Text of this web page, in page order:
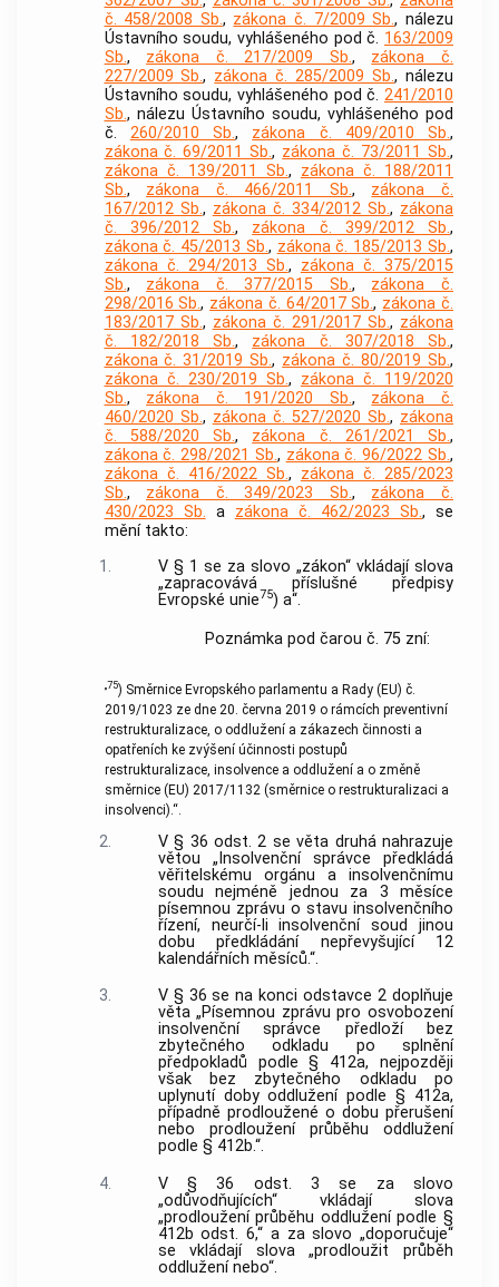
č. 458/2008 Sb., zákona č. 7/2009 Sb., nálezu
Ústavního soudu, vyhlášeného pod č. 163/2009
Sb., zákona č. 217/2009 Sb., zákona č.
227/2009 Sb., zákona č. 285/2009 Sb., nálezu
Ústavního soudu, vyhlášeného pod č. 241/2010
Sb., nálezu Ústavního soudu, vyhlášeného pod
č. 260/2010 Sb., zákona č. 409/2010 Sb.,
zákona č. 69/2011 Sb., zákona č. 73/2011 Sb.,
zákona č. 139/2011 Sb., zákona č. 188/2011
Sb., zákona č. 466/2011 Sb., zákona č.
167/2012 Sb., zákona č. 334/2012 Sb., zákona
č. 396/2012 Sb., zákona č. 399/2012 Sb.,
zákona č. 45/2013 Sb., zákona č. 185/2013 Sb.,
zákona č. 294/2013 Sb., zákona č. 375/2015
Sb., zákona č. 377/2015 Sb., zákona č.
298/2016 Sb., zákona č. 64/2017 Sb., zákona č.
183/2017 Sb., zákona č. 291/2017 Sb., zákona
č. 182/2018 Sb., zákona č. 307/2018 Sb.,
zákona č. 31/2019 Sb., zákona č. 80/2019 Sb.,
zákona č. 230/2019 Sb., zákona č. 119/2020
Sb., zákona č. 191/2020 Sb., zákona č.
460/2020 Sb., zákona č. 527/2020 Sb., zákona
č. 588/2020 Sb., zákona č. 261/2021 Sb.,
zákona č. 298/2021 Sb., zákona č. 96/2022 Sb.,
zákona č. 416/2022 Sb., zákona č. 285/2023
Sb., zákona č. 349/2023 Sb., zákona č.
430/2023 Sb. a zákona č. 462/2023 Sb., se
mění takto:
1.
V § 1 se za slovo „zákon“ vkládají slova
„zapracovává příslušné předpisy
Evropské unie75) a“.
Poznámka pod čarou č. 75 zní:
„75) Směrnice Evropského parlamentu a Rady (EU) č.
2019/1023 ze dne 20. června 2019 o rámcích preventivní
restrukturalizace, o oddlužení a zákazech činnosti a
opatřeních ke zvýšení účinnosti postupů
restrukturalizace, insolvence a oddlužení a o změně
směrnice (EU) 2017/1132 (směrnice o restrukturalizaci a
insolvenci).“.
2.
V § 36 odst. 2 se věta druhá nahrazuje
větou „Insolvenční správce předkládá
věřitelskému orgánu a insolvenčnímu
soudu nejméně jednou za 3 měsíce
písemnou zprávu o stavu insolvenčního
řízení, neurčí-li insolvenční soud jinou
dobu předkládání nepřevyšující 12
kalendářních měsíců.“.
3.
V § 36 se na konci odstavce 2 doplňuje
věta „Písemnou zprávu pro osvobození
insolvenční správce předloží bez
zbytečného odkladu po splnění
předpokladů podle § 412a, nejpozději
však bez zbytečného odkladu po
uplynutí doby oddlužení podle § 412a,
případně prodloužené o dobu přerušení
nebo prodloužení průběhu oddlužení
podle § 412b.“.
4.
V § 36 odst. 3 se za slovo
„odůvodňujících“ vkládají slova
„prodloužení průběhu oddlužení podle §
412b odst. 6,“ a za slovo „doporučuje“
se vkládají slova „prodloužit průběh
oddlužení nebo“.